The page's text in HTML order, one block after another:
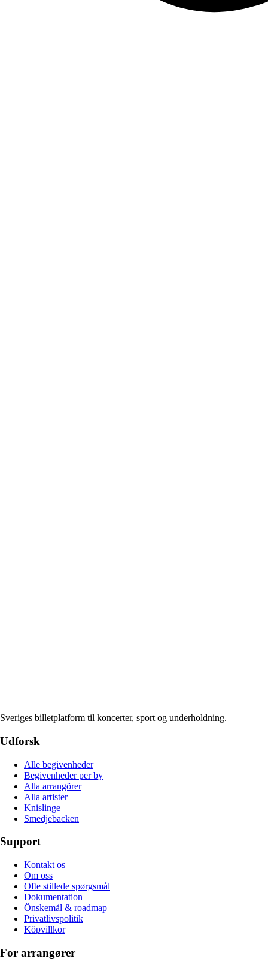
Sveriges billetplatform til koncerter, sport og underholdning.
Udforsk
Alle begivenheder
Begivenheder per by
Alla arrangörer
Alla artister
Knislinge
Smedjebacken
Support
Kontakt os
Om oss
Ofte stillede spørgsmål
Dokumentation
Önskemål & roadmap
Privatlivspolitik
Köpvillkor
For arrangører